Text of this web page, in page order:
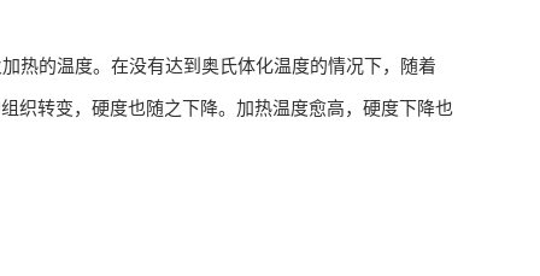
热的温度。在没有达到奥氏体化温度的情况下，随着
织转变，硬度也随之下降。加热温度愈高，硬度下降也